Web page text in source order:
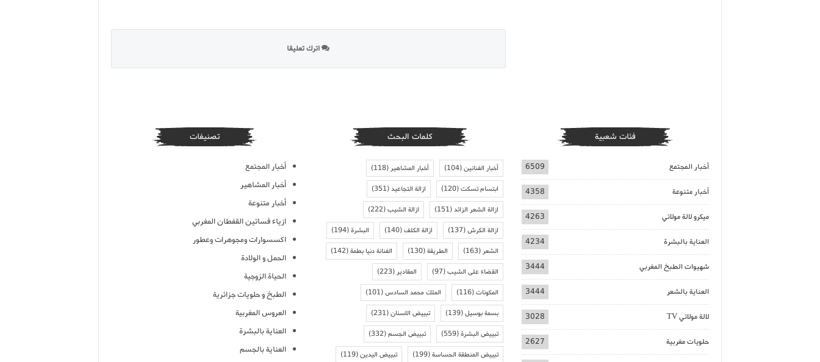
اترك تعليقا
فئات شعبية
أخبار المجتمع 6509
أخبار متنوعة 4358
ميكرو لالة مولاتي 4263
العناية بالبشرة 4234
شهيوات الطبخ المغربي 3444
العناية بالشعر 3444
لالة مولاتي TV 3028
حلويات مغربية 2627
كلمات البحث
أخبار الفنانين(104) أخبار المشاهير(118)
ابتسام تسكت(120) ازالة التجاعيد(351)
ازالة الشعر الزائد(151) ازالة الشيب(222)
ازالة الكرش(137) ازالة الكلف(140) البشرة(194)
الشعر(163) الطريقة(130) الفنانة دنيا بطمة(142)
القضاء على الشيب(97) المقادير(223)
المكونات(116) الملك محمد السادس(101)
بسمة بوسيل(139) تبييض الاسنان(231)
تبييض البشرة(559) تبييض الجسم(332)
تبييض المنطقة الحساسة(199) تبييض اليدين(119)
تصنيفات
أخبار المجتمع
أخبار المشاهير
أخبار متنوعة
ازياء فساتين القفطان المغربي
اكسسوارات ومجوهرات وعطور
الحمل و الولادة
الحياة الزوجية
الطبخ و حلويات جزائرية
العروس المغربية
العناية بالبشرة
العناية بالجسم